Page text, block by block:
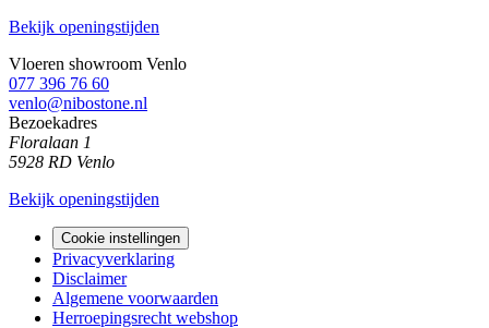
Bekijk openingstijden
Vloeren showroom Venlo
077 396 76 60
venlo@nibostone.nl
Bezoekadres
Floralaan 1
5928 RD Venlo
Bekijk openingstijden
Cookie instellingen
Privacyverklaring
Disclaimer
Algemene voorwaarden
Herroepingsrecht webshop